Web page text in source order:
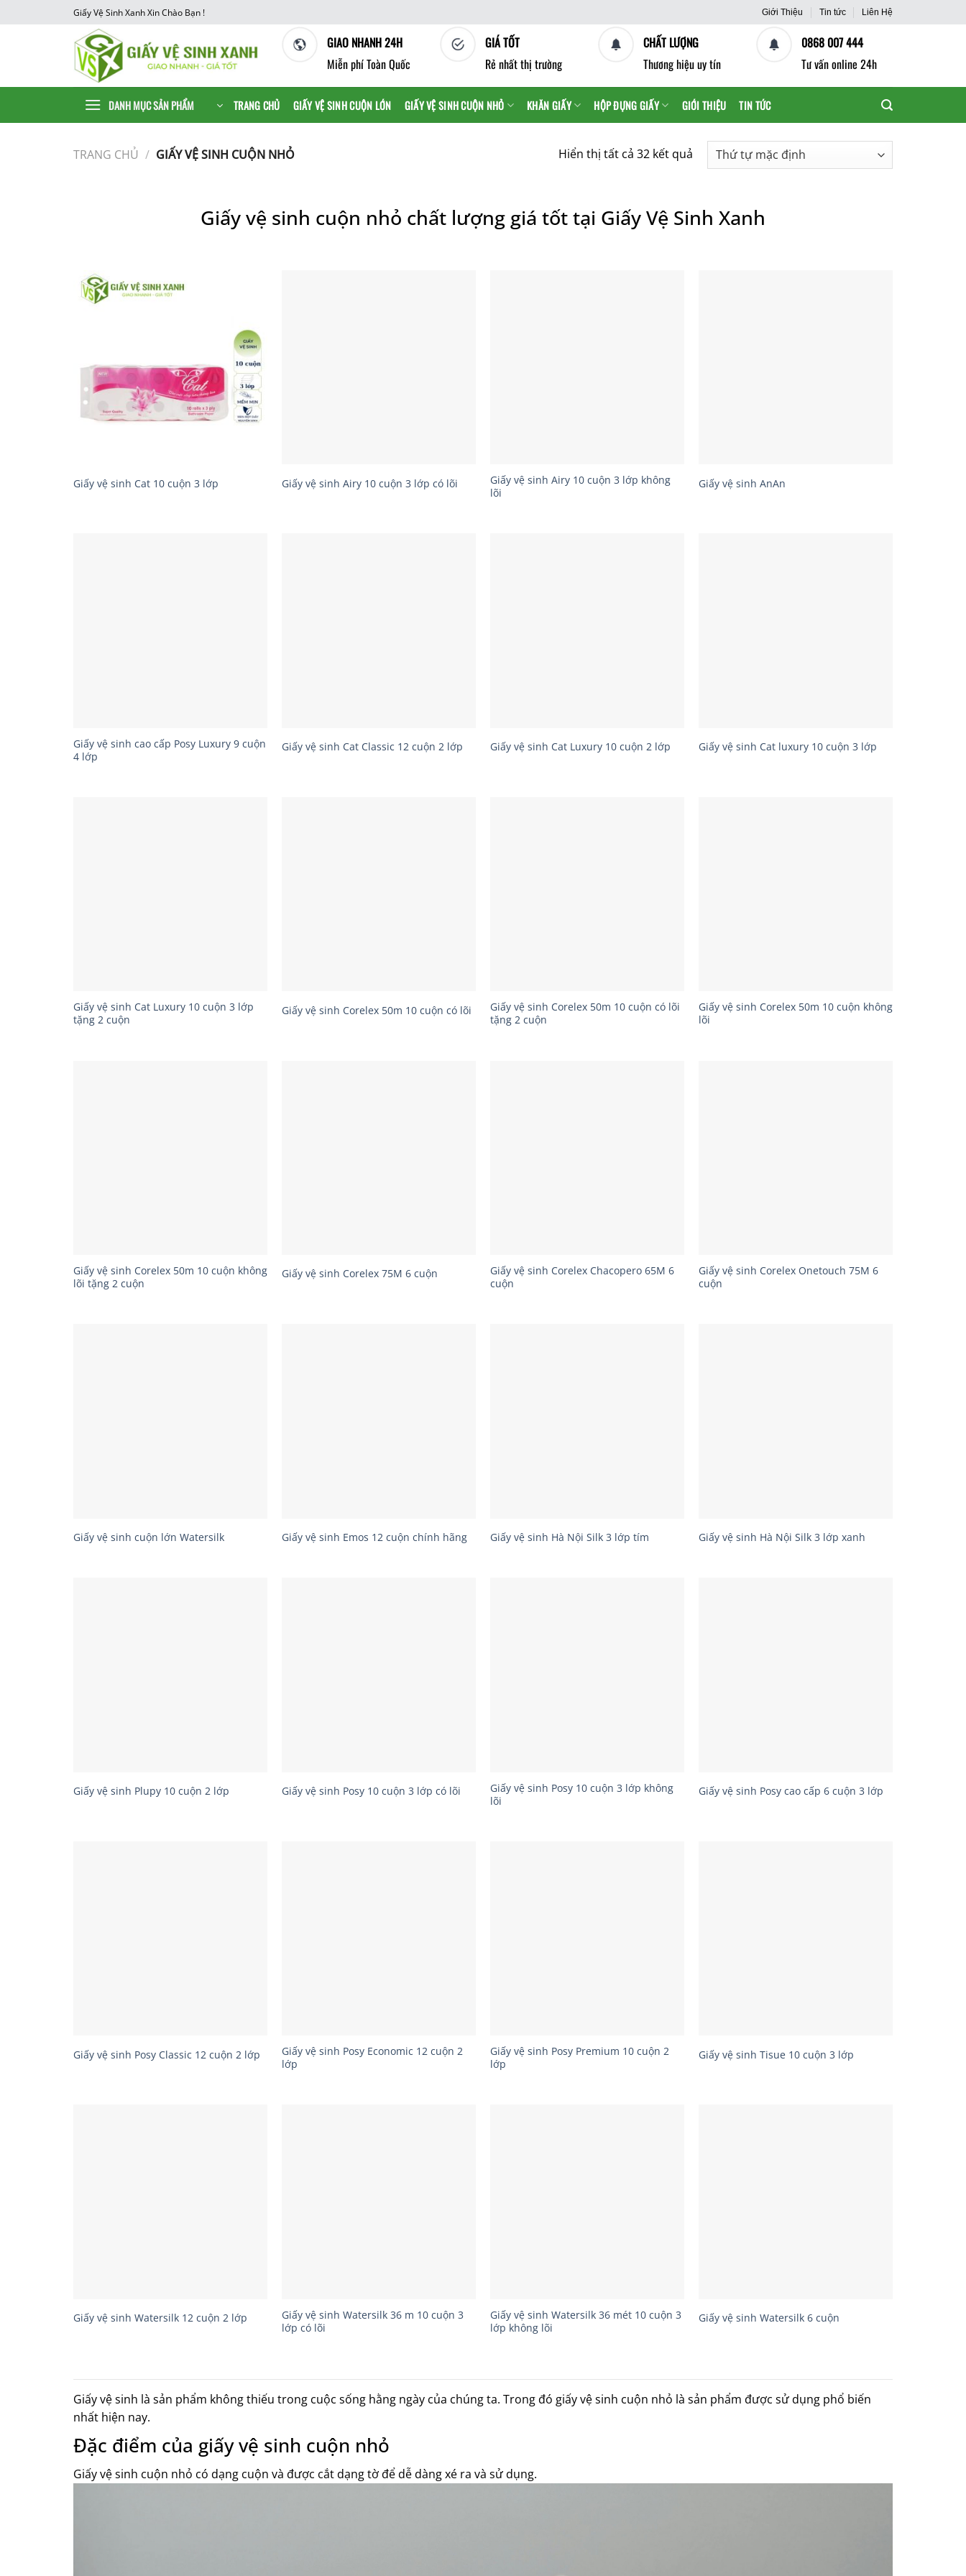
đến
Giấy Vệ Sinh Xanh Xin Chào Bạn ! Giới Thiệu Tin tức Liên Hệ
GIAO NHANH 24H
Miễn phí Toàn Quốc
GIÁ TỐT
Rẻ nhất thị trường
CHẤT LƯỢNG
Thương hiệu uy tín
0868 007 444
Tư vấn online 24h
DANH MỤC SẢN PHẨM TRANG CHỦ GIẤY VỆ SINH CUỘN LỚN GIẤY VỆ SINH CUỘN NHỎ KHĂN GIẤY HỘP ĐỰNG GIẤY GIỚI THIỆU TIN TỨC
TRANG CHỦ / GIẤY VỆ SINH CUỘN NHỎ Hiển thị tất cả 32 kết quả
Giấy vệ sinh cuộn nhỏ chất lượng giá tốt tại Giấy Vệ Sinh Xanh
Giấy vệ sinh Cat 10 cuộn 3 lớp Giấy vệ sinh Airy 10 cuộn 3 lớp có lõi
Giấy vệ sinh Airy 10 cuộn 3 lớp không
lõi
Giấy vệ sinh AnAn
Giấy vệ sinh cao cấp Posy Luxury 9 cuộn
4 lớp
Giấy vệ sinh Cat Classic 12 cuộn 2 lớp Giấy vệ sinh Cat Luxury 10 cuộn 2 lớp Giấy vệ sinh Cat luxury 10 cuộn 3 lớp
Giấy vệ sinh Cat Luxury 10 cuộn 3 lớp
tặng 2 cuộn
Giấy vệ sinh Corelex 50m 10 cuộn có lõi
Giấy vệ sinh Corelex 50m 10 cuộn có lõi
tặng 2 cuộn
Giấy vệ sinh Corelex 50m 10 cuộn không
lõi
Giấy vệ sinh Corelex 50m 10 cuộn không
lõi tặng 2 cuộn
Giấy vệ sinh Corelex 75M 6 cuộn
Giấy vệ sinh Corelex Chacopero 65M 6
cuộn
Giấy vệ sinh Corelex Onetouch 75M 6
cuộn
Giấy vệ sinh cuộn lớn Watersilk Giấy vệ sinh Emos 12 cuộn chính hãng Giấy vệ sinh Hà Nội Silk 3 lớp tím Giấy vệ sinh Hà Nội Silk 3 lớp xanh
Giấy vệ sinh Plupy 10 cuộn 2 lớp Giấy vệ sinh Posy 10 cuộn 3 lớp có lõi
Giấy vệ sinh Posy 10 cuộn 3 lớp không
lõi
Giấy vệ sinh Posy cao cấp 6 cuộn 3 lớp
Giấy vệ sinh Posy Classic 12 cuộn 2 lớp
Giấy vệ sinh Posy Economic 12 cuộn 2
lớp
Giấy vệ sinh Posy Premium 10 cuộn 2
lớp
Giấy vệ sinh Tisue 10 cuộn 3 lớp
Giấy vệ sinh Watersilk 12 cuộn 2 lớp
Giấy vệ sinh Watersilk 36 m 10 cuộn 3
lớp có lõi
Giấy vệ sinh Watersilk 36 mét 10 cuộn 3
lớp không lõi
Giấy vệ sinh Watersilk 6 cuộn
Giấy vệ sinh là sản phẩm không thiếu trong cuộc sống hằng ngày của chúng ta. Trong đó giấy vệ sinh cuộn nhỏ là sản phẩm được sử dụng phổ biến
nhất hiện nay.
Đặc điểm của giấy vệ sinh cuộn nhỏ
Giấy vệ sinh cuộn nhỏ có dạng cuộn và được cắt dạng tờ để dễ dàng xé ra và sử dụng.